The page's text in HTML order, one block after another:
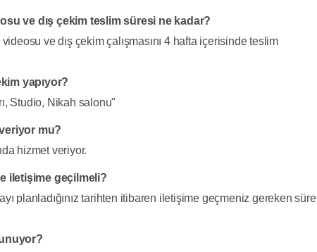
ve dış çekim teslim süresi ne kadar?
ve dış çekim çalışmasını 4 hafta içerisinde teslim
yapıyor?
Studio, Nikah salonu"
mu?
hizmet veriyor.
iletişime geçilmeli?
planladığınız tarihten itibaren iletişime geçmeniz gereken süre